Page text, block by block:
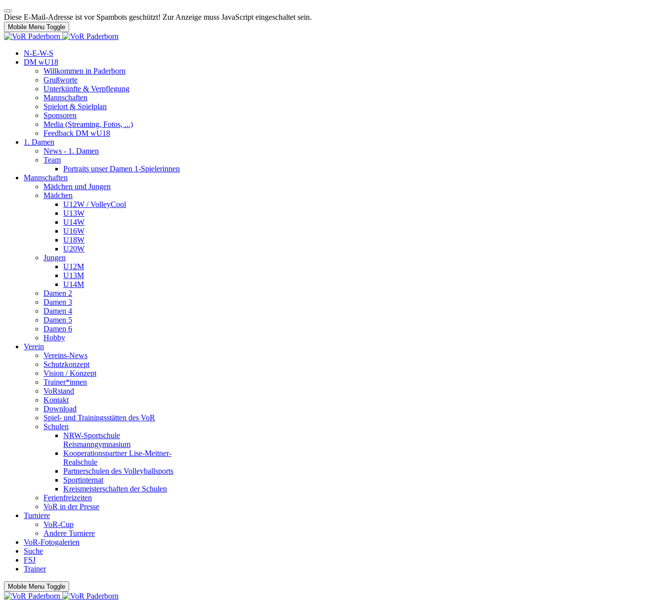
Diese E-Mail-Adresse ist vor Spambots geschützt! Zur Anzeige muss JavaScript eingeschaltet sein.
Mobile Menu Toggle
N-E-W-S
DM wU18
Willkommen in Paderborn
Grußworte
Unterkünfte & Verpflegung
Mannschaften
Spielort & Spielplan
Sponsoren
Media (Streaming, Fotos, ...)
Feedback DM wU18
1. Damen
News - 1. Damen
Team
Portraits unser Damen 1-Spielerinnen
Mannschaften
Mädchen und Jungen
Mädchen
U12W / VolleyCool
U13W
U14W
U16W
U18W
U20W
Jungen
U12M
U13M
U14M
Damen 2
Damen 3
Damen 4
Damen 5
Damen 6
Hobby
Verein
Vereins-News
Schutzkonzept
Vision / Konzept
Trainer*innen
VoRstand
Kontakt
Download
Spiel- und Trainingsstätten des VoR
Schulen
NRW-Sportschule
Reismanngymnasium
Kooperationspartner Lise-Meitner-
Realschule
Partnerschulen des Volleyballsports
Sportinternat
Kreismeisterschaften der Schulen
Ferienfreizeiten
VoR in der Presse
Turniere
VoR-Cup
Andere Turniere
VoR-Fotogalerien
Suche
FSJ
Trainer
Mobile Menu Toggle